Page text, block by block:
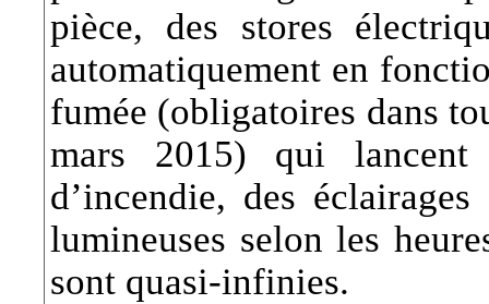
pièce, des stores
automatiquement en
fumée (obligatoires dans
mars 2015) qui
d’incendie, des
lumineuses selon les
sont quasi-infinies.